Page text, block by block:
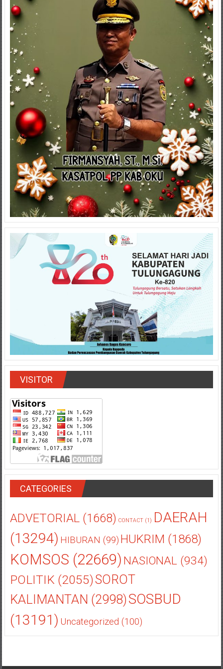
VISITOR
CATEGORIES
ADVETORIAL(1668) CONTACT(1) DAERAH
(13294) HIBURAN (99) HUKRIM (1868)
KOMSOS (22669) NASIONAL(934)
POLITIK(2055)SOROT
KALIMANTAN (2998)SOSBUD
(13191) Uncategorized (100)